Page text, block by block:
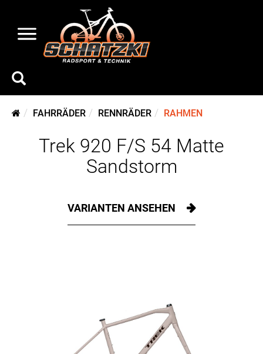
FAHRRÄDER RENNRÄDER RAHMEN
Trek 920 F/S 54 Matte
Sandstorm
VARIANTEN ANSEHEN